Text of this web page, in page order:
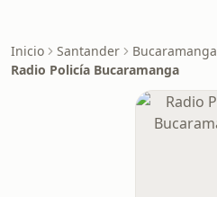
Inicio Santander
Bucaramanga
Radio Policía Bucaramanga